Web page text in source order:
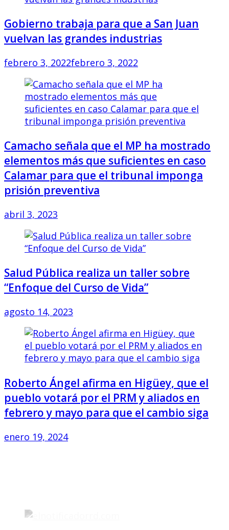
Gobierno trabaja para que a San Juan
vuelvan las grandes industrias
febrero 3, 2022febrero 3, 2022
Camacho señala que el MP ha mostrado
elementos más que suficientes en caso
Calamar para que el tribunal imponga
prisión preventiva
abril 3, 2023
Salud Pública realiza un taller sobre
“Enfoque del Curso de Vida”
agosto 14, 2023
Roberto Ángel afirma en Higüey, que el
pueblo votará por el PRM y aliados en
febrero y mayo para que el cambio siga
enero 19, 2024